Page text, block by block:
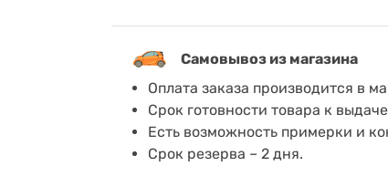
Самовывоз из магазина
Оплата заказа производится в
Срок готовности товара к
Есть возможность примерки и
Срок резерва – 2 дня.